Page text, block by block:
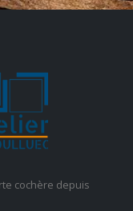
cochère depuis